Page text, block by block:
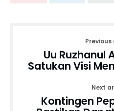
Uu Ruzhanul
Satukan Visi
Next
Kontingen